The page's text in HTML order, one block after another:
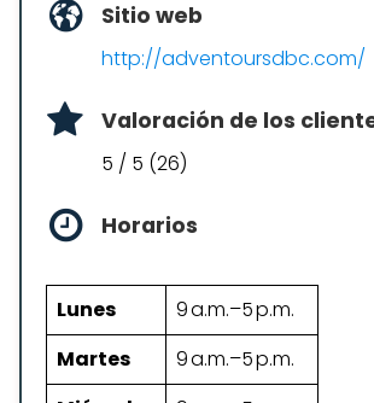
Sitio web
http://adventoursdbc.com/
Valoración de los
5 / 5 (26)
Horarios
Lunes
9 a.m.–5 p.m.
Martes
9 a.m.–5 p.m.